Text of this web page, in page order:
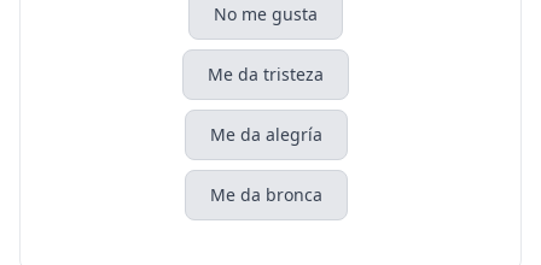
No me gusta
Me da tristeza
Me da alegría
Me da bronca